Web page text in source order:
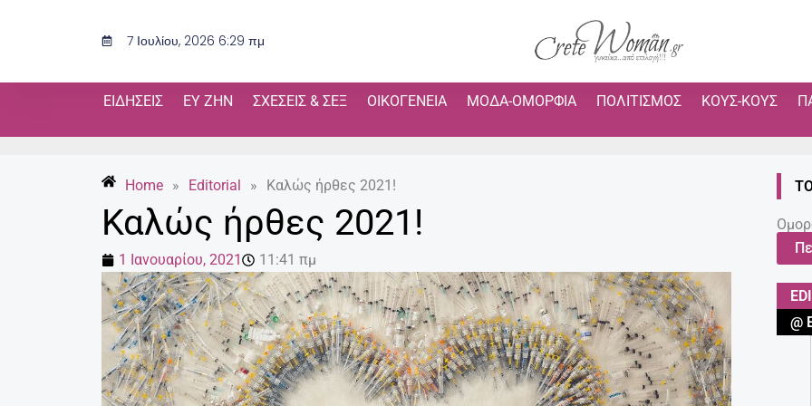
7 Ιουλίου, 2026 6:29 πμ
ΕΙΔΉΣΕΙΣ ΕΥ ΖΗΝ ΣΧΈΣΕΙΣ & ΣΕΞ ΟΙΚΟΓΈΝΕΙΑ ΜΌΔΑ-ΟΜΟΡΦΙΆ ΠΟΛΙΤΙΣΜΌΣ ΚΟΥΣ-ΚΟΥΣ
Home » Editorial » Καλώς ήρθες 2021!
Καλώς ήρθες 2021!
1 Ιανουαρίου, 2021 11:41 πμ
@